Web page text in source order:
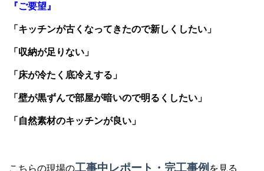
『ご要望』
「キッチンが古くなってきたので新しくしたい」
「収納が足りない」
「床が冷たく底冷えする」
「壁が黒ずんで部屋が暗いので明るくしたい」
「自然素材のキッチンが良い」
こちらの現場の工事中レポート・完工事例 を見る